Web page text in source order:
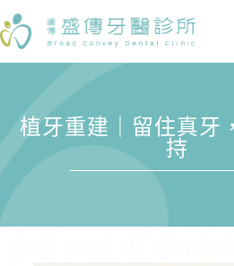
植牙重建｜留住真牙
持